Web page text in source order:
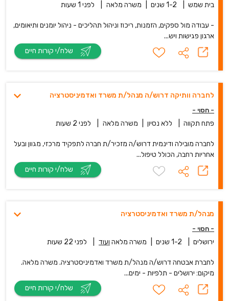
בית שמש 1-2 שנים משרה מלאה לפני 1 שעות
- עבודה מול ספקים, הזמנות, ריכוז וניהול תהליכים - ניהול יומנים ותיאומים,
ארגון פגישות ויש...
לחברה וותיקה דרוש/ה מנהל/ת משרד ואדמיניסטרציה
- חסוי -
פתח תקווה ללא נסיון משרה מלאה לפני 2 שעות
לחברה מובילה ודינמית דרוש/ה מזכיר/ת חברה לתפקיד מרכזי, מגוון ובעל
אחריות רחבה, הכולל טיפול...
מנהל/ת משרד ואדמיניסטרציה
- חסוי -
ירושלים 1-2 שנים משרה מלאה ועוד לפני 22 שעות
לחברת אבטחה דרוש/ה מנהל/ת משרד ואדמיניסטרציה. משרה מלאה.
מיקום: ירושלים - תלפיות - ימים...